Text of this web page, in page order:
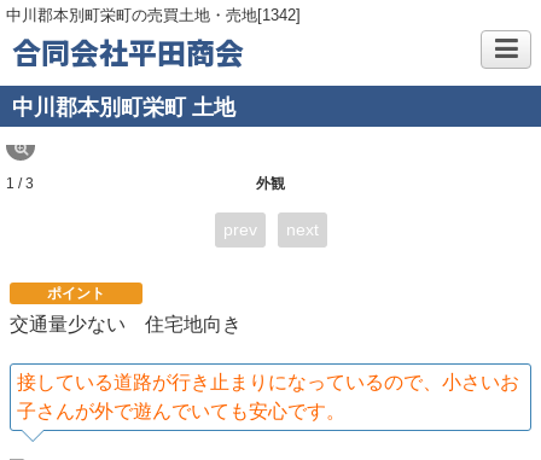
中川郡本別町栄町の売買土地・売地[1342]
合同会社平田商会
中川郡本別町栄町 土地
外観
1 / 3
prev next
ポイント
交通量少ない 住宅地向き
接している道路が行き止まりになっているので、小さいお
子さんが外で遊んでいても安心です。